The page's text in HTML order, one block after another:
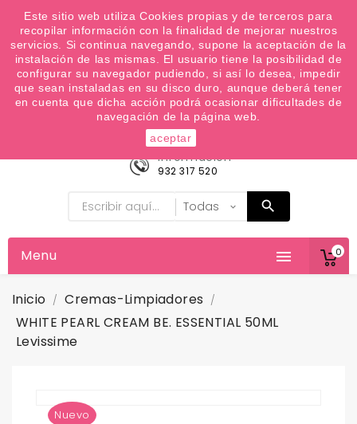
¿Quiere conocer las próximas ofertas del fin de
semana? Apúntate a nuestra Newsletter
Favoritos (0)

0
Información
932 317 520

Menu
Inicio
Cremas-Limpiadores
WHITE PEARL CREAM BE. ESSENTIAL 50ML
Levissime
Nuevo
Este sitio web utiliza Cookies propias y de terceros para
recopilar información con la finalidad de mejorar nuestros
servicios. Si continua navegando, supone la aceptación de la
instalación de las mismas. El usuario tiene la posibilidad de
configurar su navegador pudiendo, si así lo desea, impedir
que sean instaladas en su disco duro, aunque deberá tener
en cuenta que dicha acción podrá ocasionar dificultades de
navegación de la página web.
aceptar